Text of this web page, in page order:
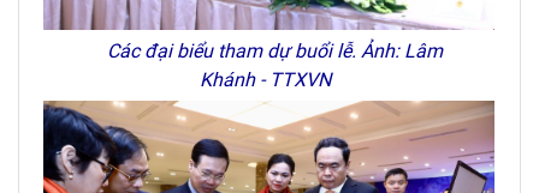
Các đại biểu tham dự buổi lễ. Ảnh: Lâm
Khánh - TTXVN